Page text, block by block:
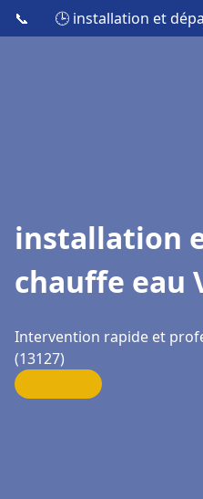
📞 🕒 installation et
installation
chauffe eau
Intervention rapide et
(13127)